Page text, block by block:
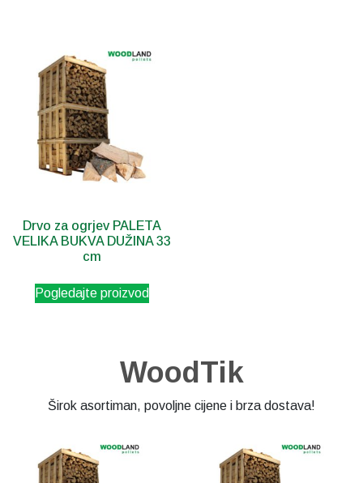
Drvo za ogrjev PALETA
VELIKA BUKVA DUŽINA 33
cm
Pogledajte proizvod
WoodTik
Širok asortiman, povoljne cijene i brza dostava!